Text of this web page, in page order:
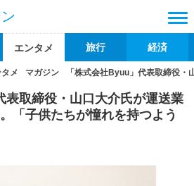
エンタメ 旅行 経済
メ マガジン 「株式会社Byuu」代表取締役
表取締役・山口大介氏が運送業
「子供たちが憧れを持つよう